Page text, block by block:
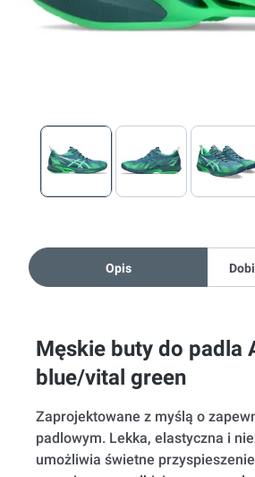
Opis
Męskie buty do padla
blue/vital green
Zaprojektowane z myślą o
padlowym. Lekka, elastyczna i
umożliwia świetne